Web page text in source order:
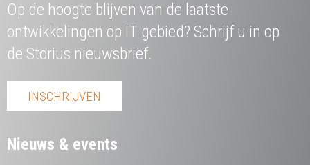
Op de hoogte blijven van de laatste
ontwikkelingen op IT gebied? Schrijf u in op
de Storius nieuwsbrief.
INSCHRIJVEN
Nieuws & events